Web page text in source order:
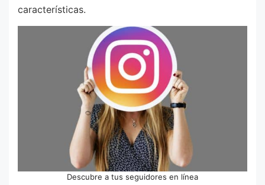
características.
Descubre a tus seguidores en línea